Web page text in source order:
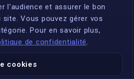
l'audience et assurer le bon
Vous pouvez gérer vos
Pour en savoir plus,
de confidentialité.
cookies
assermentés